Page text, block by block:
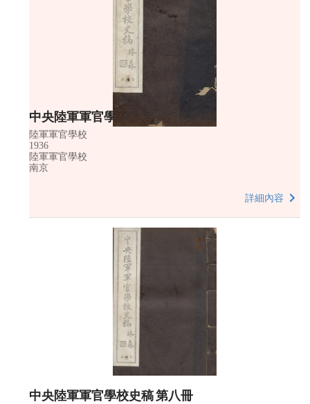
中央陸軍軍官學校史稿 第七冊
陸軍軍官學校
1936
陸軍軍官學校
南京
詳細內容
中央陸軍軍官學校史稿 第八冊